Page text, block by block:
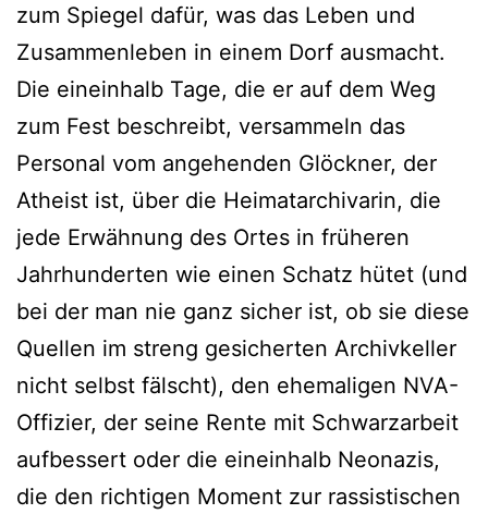
zum Spiegel dafür, was das Leben und
Zusammenleben in einem Dorf ausmacht.
Die eineinhalb Tage, die er auf dem Weg
zum Fest beschreibt, versammeln das
Personal vom angehenden Glöckner, der
Atheist ist, über die Heimatarchivarin, die
jede Erwähnung des Ortes in früheren
Jahrhunderten wie einen Schatz hütet (und
bei der man nie ganz sicher ist, ob sie diese
Quellen im streng gesicherten Archivkeller
nicht selbst fälscht), den ehemaligen NVA-
Offizier, der seine Rente mit Schwarzarbeit
aufbessert oder die eineinhalb Neonazis,
die den richtigen Moment zur rassistischen